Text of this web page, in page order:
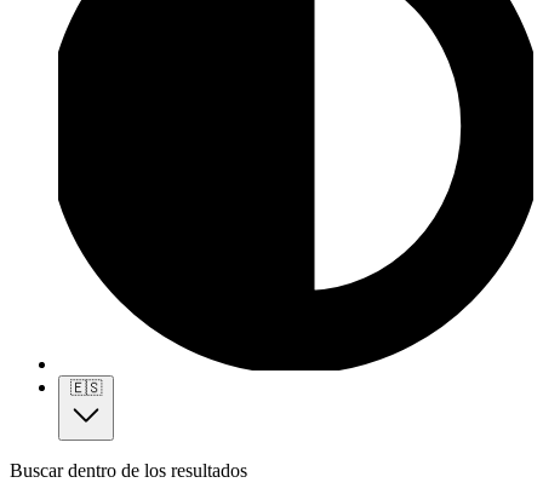
🇪🇸
Buscar dentro de los resultados